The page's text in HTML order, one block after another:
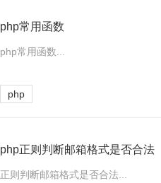
php常用函数
php常用函数...
php
php正则判断邮箱格式是否合法
正则判断邮箱格式是否合法...